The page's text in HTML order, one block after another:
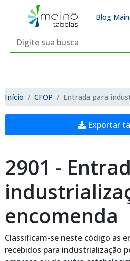
Blog
Início CFOP Entrada para
Exportar
2901 -
encomenda
Classificam-se neste código as
recebidos para industrialização